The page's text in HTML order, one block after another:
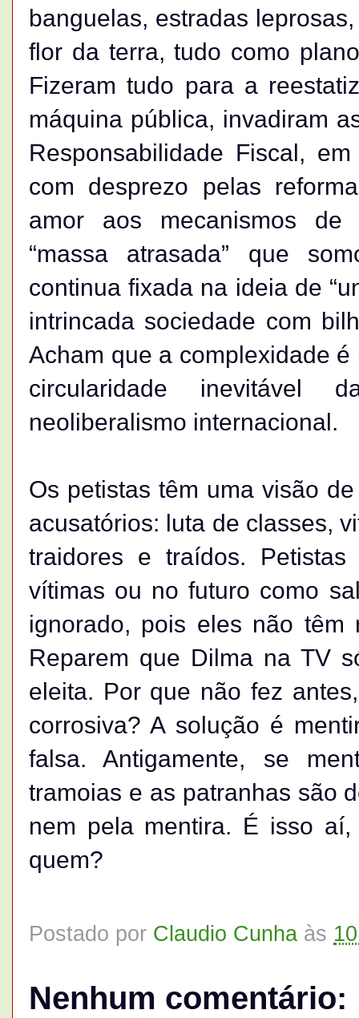
banguelas, estradas
flor da terra, tudo como
Fizeram tudo para a
máquina pública, invadiram
Responsabilidade Fiscal,
com desprezo pelas
amor aos mecanismos de
“massa atrasada” que
continua fixada na ideia de
intrincada sociedade com
Acham que a complexidade
circularidade
neoliberalismo internacional.
Os petistas têm uma visão
acusatórios: luta de classes,
traidores e traídos.
vítimas ou no futuro como
ignorado, pois eles não têm
Reparem que Dilma na TV
eleita. Por que não fez
corrosiva? A solução é
falsa. Antigamente, se
tramoias e as patranhas são
nem pela mentira. É isso
quem?
Postado por Claudio Cunha às
Nenhum comentário: